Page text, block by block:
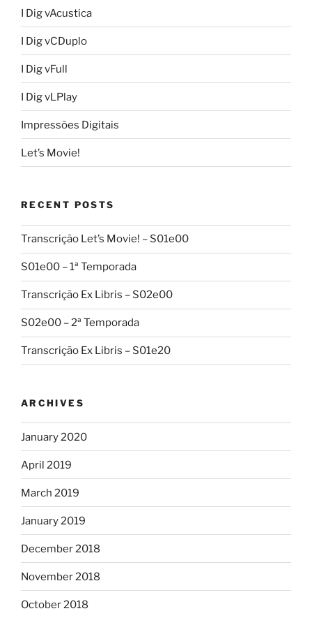
I Dig vAcustica
I Dig vCDuplo
I Dig vFull
I Dig vLPlay
Impressões Digitais
Let’s Movie!
RECENT POSTS
Transcrição Let’s Movie! – S01e00
S01e00 – 1ª Temporada
Transcrição Ex Libris – S02e00
S02e00 – 2ª Temporada
Transcrição Ex Libris – S01e20
ARCHIVES
January 2020
April 2019
March 2019
January 2019
December 2018
November 2018
October 2018